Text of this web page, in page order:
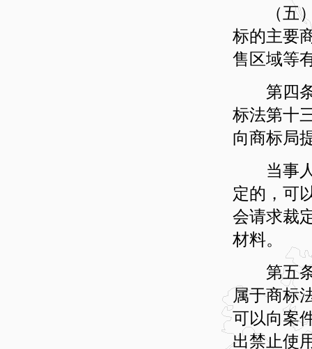
（五）
标的主要
售区域等
第四条
标法第十
向商标局
当事人
定的，可
会请求裁
材料。
第五条
属于商标
可以向案
出禁止使